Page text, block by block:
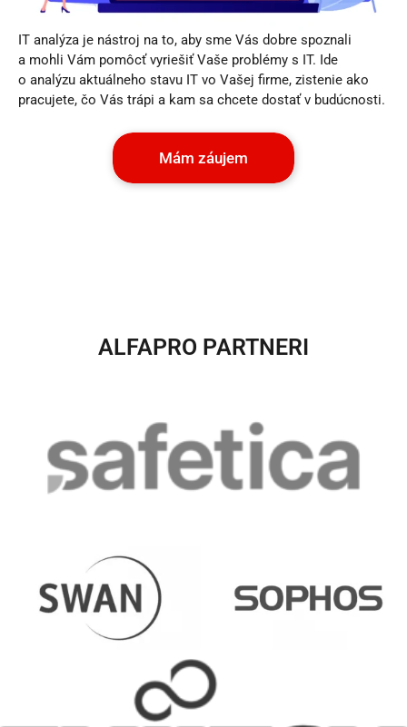
IT analýza je nástroj na to, aby sme Vás dobre spoznali
a mohli Vám pomôcť vyriešiť Vaše problémy s IT. Ide
o analýzu aktuálneho stavu IT vo Vašej firme, zistenie ako
pracujete, čo Vás trápi a kam sa chcete dostať v budúcnosti.
Mám záujem
ALFAPRO PARTNERI​